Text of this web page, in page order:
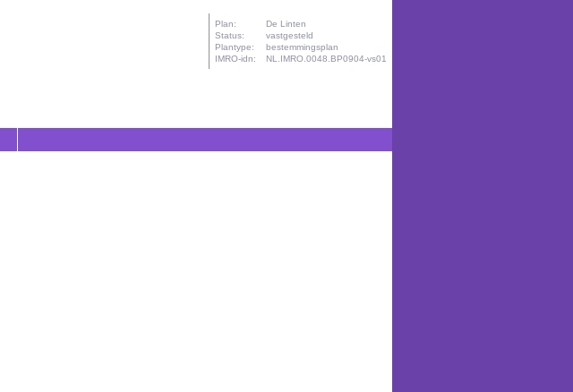
Plan:
De Linten
Status:
vastgesteld
Plantype:
bestemmingsplan
IMRO-idn:
NL.IMRO.0048.BP0904-vs01